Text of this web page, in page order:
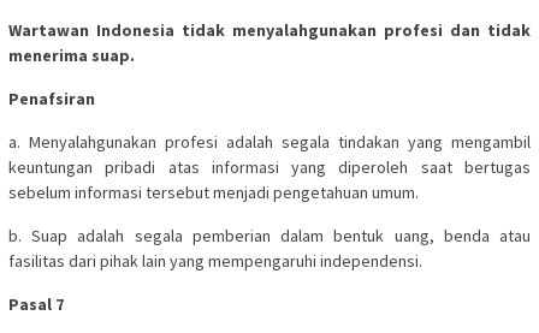
Wartawan Indonesia tidak menyalahgunakan profesi dan tidak
menerima suap.
Penafsiran
a. Menyalahgunakan profesi adalah segala tindakan yang mengambil
keuntungan pribadi atas informasi yang diperoleh saat bertugas
sebelum informasi tersebut menjadi pengetahuan umum.
b. Suap adalah segala pemberian dalam bentuk uang, benda atau
fasilitas dari pihak lain yang mempengaruhi independensi.
Pasal 7